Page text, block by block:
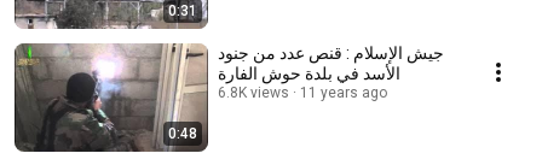
0:31
0:48
جيش الإسلام : قنص عدد من جنود
الأسد في بلدة حوش الفارة
6.8K views 11 years ago